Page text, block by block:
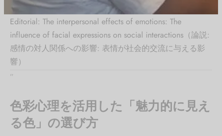
参考文献：”
Editorial: The interpersonal effects of emotions: The
influence of facial expressions on social interactions（論説:
感情の対人関係への影響: 表情が社会的交流に与える影
響）
”
色彩心理を活用した「魅力的に見え
る色」の選び方